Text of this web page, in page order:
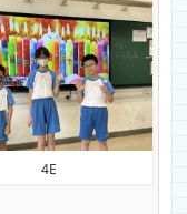
4E